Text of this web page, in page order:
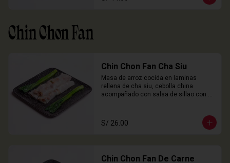
Chin Chon Fan
Chin Chon Fan Cha Siu
Masa de arroz cocida en laminas
rellena de cha siu, cebolla china
acompañado con salsa de sillao con
S/ 26.00
Chin Chon Fan De Carne